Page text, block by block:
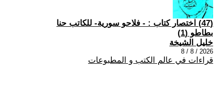
(47) اختصار كتاب : - فلاحو سورية- للكاتب حنا
بطاطو (1)
خليل الشيخة
2026 / 8 / 8
قراءات في عالم الكتب و المطبوعات